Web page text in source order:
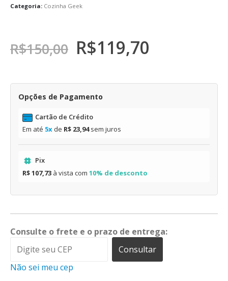
Categoria: Cozinha Geek
R$150,00 R$119,70
Opções de Pagamento
Cartão de Crédito
Em até 5x de R$ 23,94sem juros
Pix
R$ 107,73 à vista com 10% de desconto
Consulte o frete e o prazo de entrega:
Consultar
Não sei meu cep